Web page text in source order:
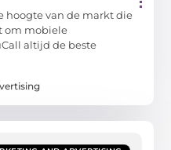
hoogte van de markt die
om mobiele
altijd de beste